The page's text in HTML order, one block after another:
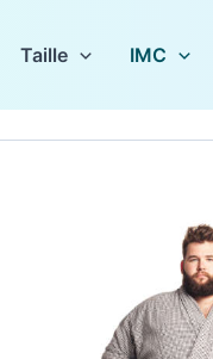
Taille IMC